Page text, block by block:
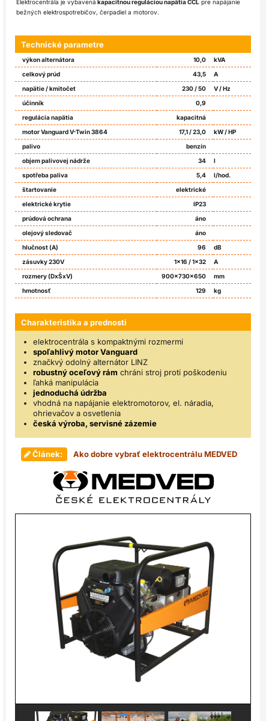
Elektrocentrála je vybavená kapacitnou reguláciou napätia CCL pre napájanie
bežných elektrospotrebičov, čerpadiel a motorov.
Technické parametre
výkon alternátora
celkový prúd
napätie / kmitočet
účinník
regulácia napätia
motor Vanguard V-Twin 3864
palivo
objem palivovej nádrže
spotřeba paliva
štartovanie
elektrické krytie
prúdová ochrana
olejový sledovač
hlučnost (A)
zásuvky 230V
rozmery (DxŠxV)
hmotnosť
10,0
43,5
230 / 50
0,9
kapacitná
17,1 / 23,0
benzín
34
5,4
elektrické
IP23
áno
áno
96
1x16 / 1x32
900x730x650
129
kVA
A
V / Hz
kW / HP
l
l/hod.
dB
A
mm
kg
Charakteristika a prednosti
elektrocentrála s kompaktnými rozmermi
spoľahlivý motor Vanguard
značkvý odolný alternátor LINZ
robustný oceľový rám chráni stroj proti poškodeniu
ľahká manipulácia
jednoduchá údržba
vhodná na napájanie elektromotorov, el. náradia,
ohrievačov a osvetlenia
česká výroba, servisné zázemie
Článek: Ako dobre vybrať elektrocentrálu MEDVED